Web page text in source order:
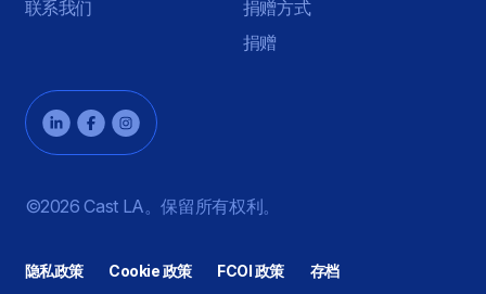
联系我们
捐赠方式
捐赠
©2026 Cast LA。保留所有权利。
隐私政策 Cookie 政策 FCOI 政策 存档